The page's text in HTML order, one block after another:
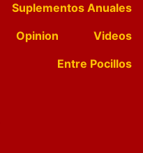
Suplementos Anuales
Opinion
Videos
Entre Pocillos